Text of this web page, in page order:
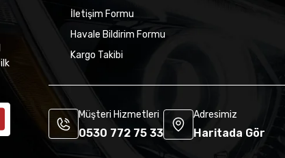
İletişim Formu
Havale Bildirim Formu
Kargo Takibi
Müşteri Hizmetleri
0530 772 75 33
Adresimiz
Haritada Gör